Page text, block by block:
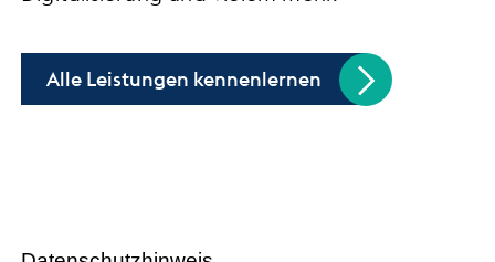
Alle Leistungen kennenlernen